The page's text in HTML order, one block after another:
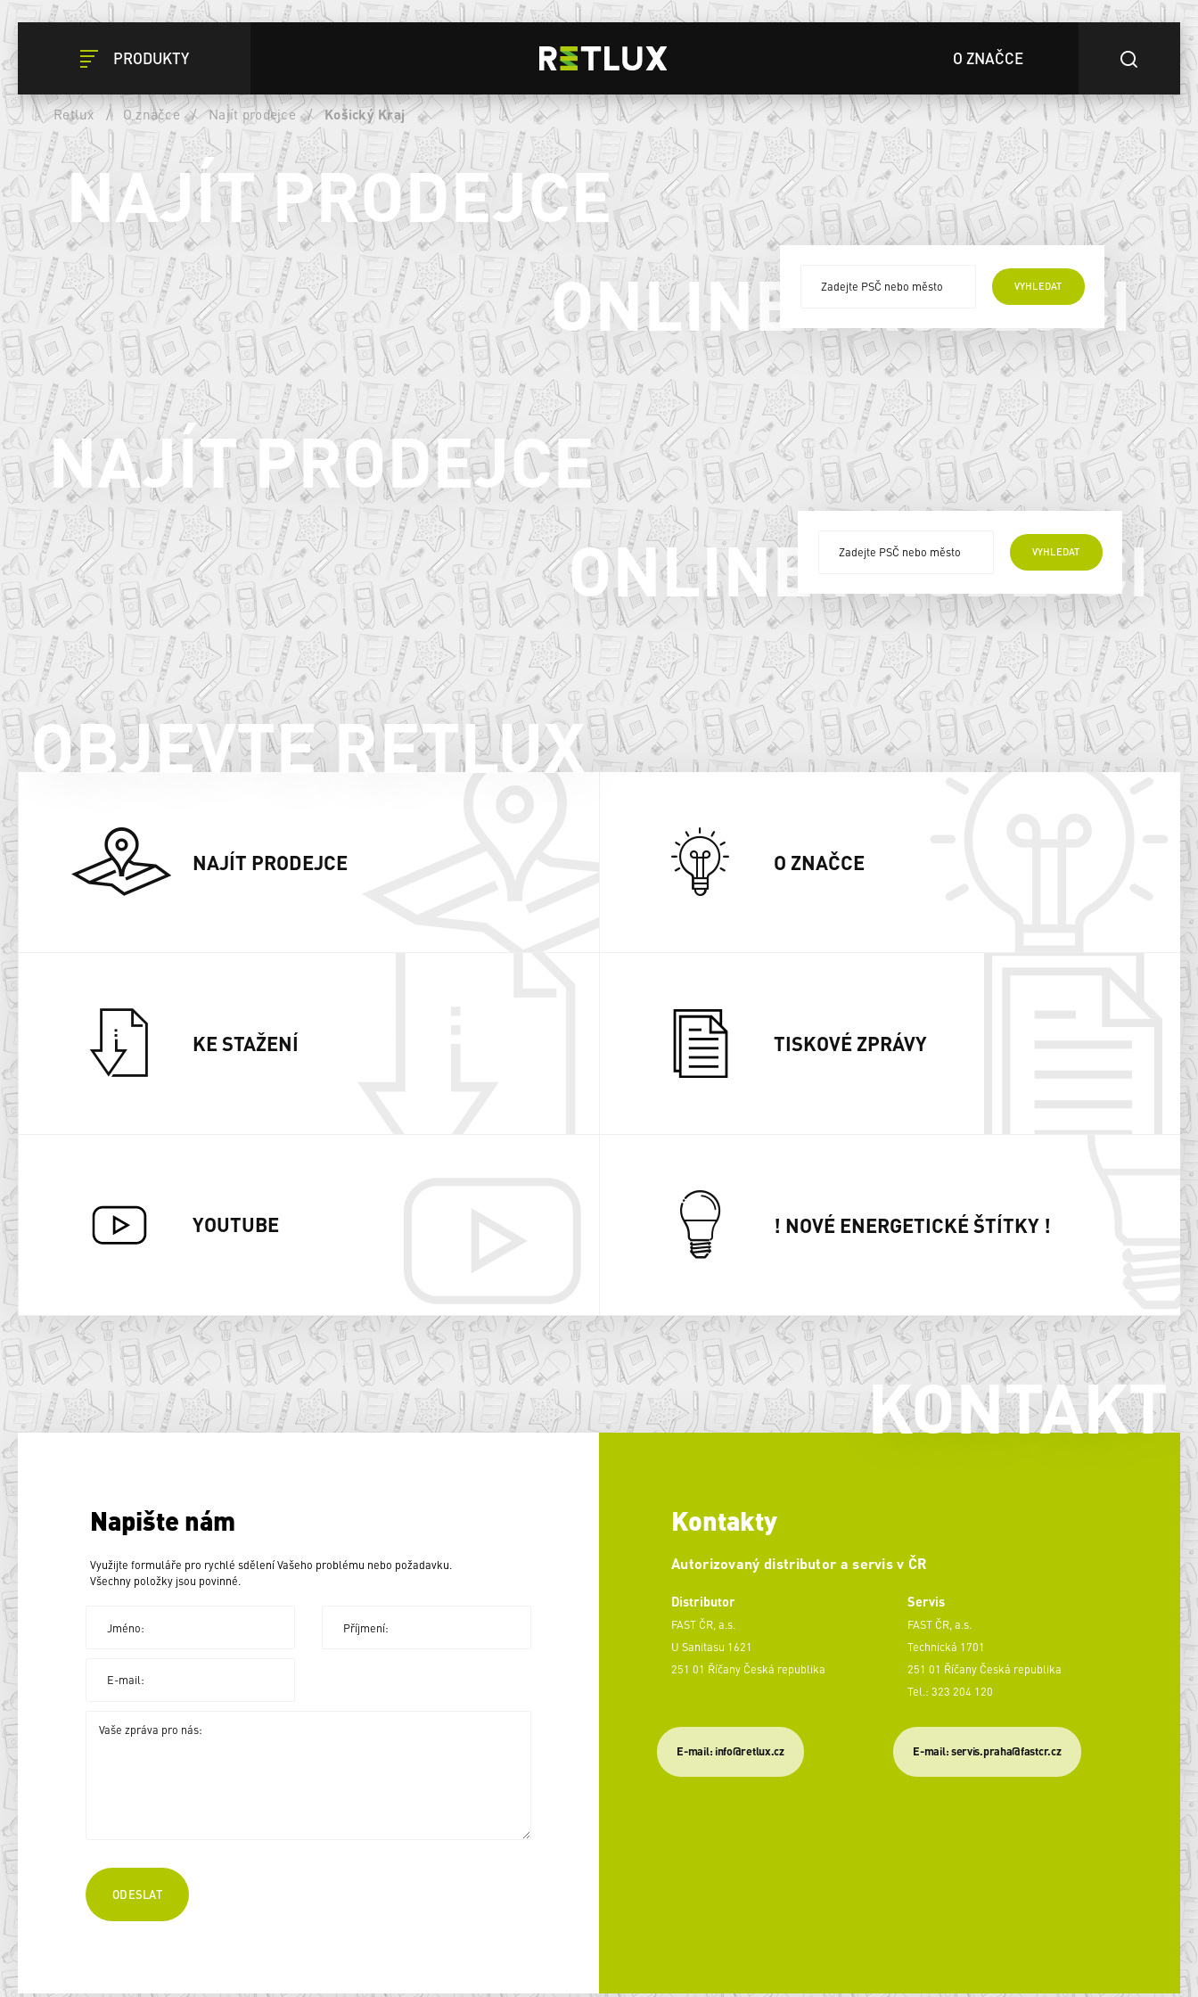
PRODUKTY O ZNAČCE
Retlux / O značce / Najít prodejce / Košický Kraj
NAJÍT PRODEJCE
VYHLEDAT
ONLINE PRODEJCI
NAJÍT PRODEJCE
VYHLEDAT
ONLINE PRODEJCI
OBJEVTE RETLUX
NAJÍT PRODEJCE O ZNAČCE
KE STAŽENÍ TISKOVÉ ZPRÁVY
YOUTUBE ! NOVÉ ENERGETICKÉ ŠTÍTKY !
KONTAKT
Napište nám
Využijte formuláře pro rychlé sdělení Vašeho problému nebo požadavku.
Všechny položky jsou povinné.
Kontakty
Autorizovaný distributor a servis v ČR
Distributor
FAST ČR, a.s.
U Sanitasu 1621
251 01 Říčany Česká republika
E-mail: info@retlux.cz
Servis
FAST ČR, a.s.
Technická 1701
251 01 Říčany Česká republika
Tel.: 323 204 120
​E-mail: servis.praha@fastcr.cz